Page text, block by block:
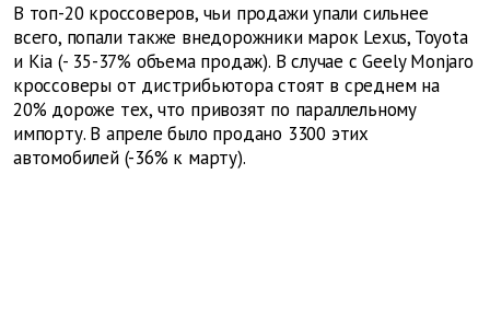
В топ-20 кроссоверов, чьи продажи упали сильнее
всего, попали также внедорожники марок Lexus, Toyota
и Kia (- 35-37% объема продаж). В случае с Geely Monjaro
кроссоверы от дистрибьютора стоят в среднем на
20% дороже тех, что привозят по параллельному
импорту. В апреле было продано 3300 этих
автомобилей (-36% к марту).